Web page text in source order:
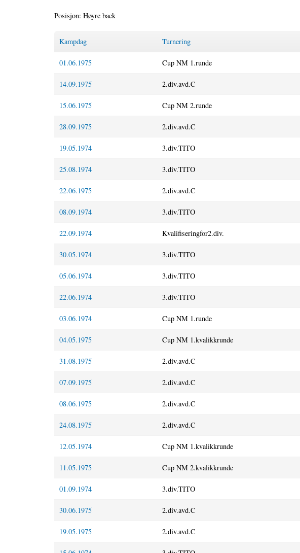
Posisjon: Høyre back
Kampdag Turnering
01.06.1975 Cup NM 1.runde
14.09.1975 2.div.avd.C
15.06.1975 Cup NM 2.runde
28.09.1975 2.div.avd.C
19.05.1974 3.div.TITO
25.08.1974 3.div.TITO
22.06.1975 2.div.avd.C
08.09.1974 3.div.TITO
22.09.1974 Kvalifiseringfor2.div.
30.05.1974 3.div.TITO
05.06.1974 3.div.TITO
22.06.1974 3.div.TITO
03.06.1974 Cup NM 1.runde
04.05.1975 Cup NM 1.kvalikkrunde
31.08.1975 2.div.avd.C
07.09.1975 2.div.avd.C
08.06.1975 2.div.avd.C
24.08.1975 2.div.avd.C
12.05.1974 Cup NM 1.kvalikkrunde
11.05.1975 Cup NM 2.kvalikkrunde
01.09.1974 3.div.TITO
30.06.1975 2.div.avd.C
19.05.1975 2.div.avd.C